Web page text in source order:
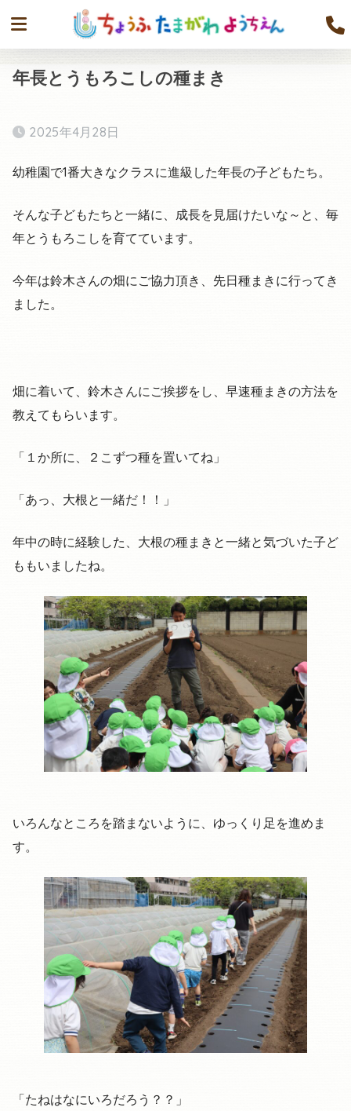
年長とうもろこしの種まき
2025年4月28日
幼稚園で1番大きなクラスに進級した年長の子どもたち。
そんな子どもたちと一緒に、成長を見届けたいな～と、毎
年とうもろこしを育てています。
今年は鈴木さんの畑にご協力頂き、先日種まきに行ってき
ました。
畑に着いて、鈴木さんにご挨拶をし、早速種まきの方法を
教えてもらいます。
「１か所に、２こずつ種を置いてね」
「あっ、大根と一緒だ！！」
年中の時に経験した、大根の種まきと一緒と気づいた子ど
ももいましたね。
いろんなところを踏まないように、ゆっくり足を進めま
す。
「たねはなにいろだろう？？」